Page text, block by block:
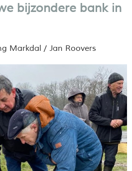
bijzondere bank in
Markdal / Jan Roovers